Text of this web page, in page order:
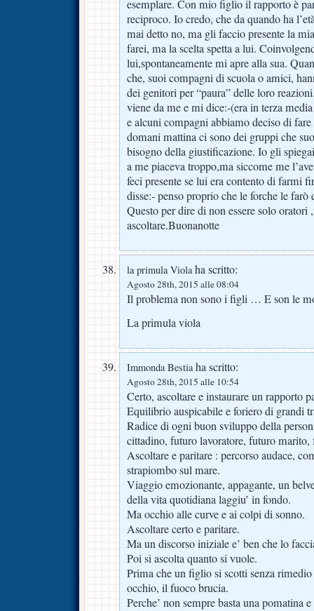
esemplare. Con mio figlio il rapporto è
reciproco. Io credo, che da quando ha
mai detto no, ma gli faccio presente la
farei, ma la scelta spetta a lui.
lui,spontaneamente mi apre alla sua.
che, suoi compagni di scuola o amici,
dei genitori per “paura” delle loro
viene da me e mi dice:-(era in terza
e alcuni compagni abbiamo deciso di
domani mattina ci sono dei gruppi che
bisogno della giustificazione. Io gli
a me piaceva troppo,ma siccome me
feci presente se lui era contento di farmi
disse:- penso proprio che le forche le
Questo per dire di non essere solo oratori
ascoltare.Buonanotte
la primula Violaha scritto:
Agosto 28th, 2015 alle 08:04
Il problema non sono i figli … E son le
La primula viola
Immonda Bestiaha scritto:
Agosto 28th, 2015 alle 10:54
Certo, ascoltare e instaurare un rapporto
Equilibrio auspicabile e foriero di grandi
Radice di ogni buon sviluppo della
cittadino, futuro lavoratore, futuro marito,
Ascoltare e paritare : percorso audace,
strapiombo sul mare.
Viaggio emozionante, appagante, un
della vita quotidiana laggiu’ in fondo.
Ma occhio alle curve e ai colpi di sonno.
Ascoltare certo e paritare.
Ma un discorso iniziale e’ ben che lo
Poi si ascolta quanto si vuole.
Prima che un figlio si scotti senza
occhio, il fuoco brucia.
Perche’ non sempre basta una pomatina